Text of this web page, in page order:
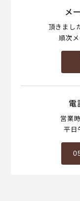
メ
頂きまし
順次
電
営業
平日